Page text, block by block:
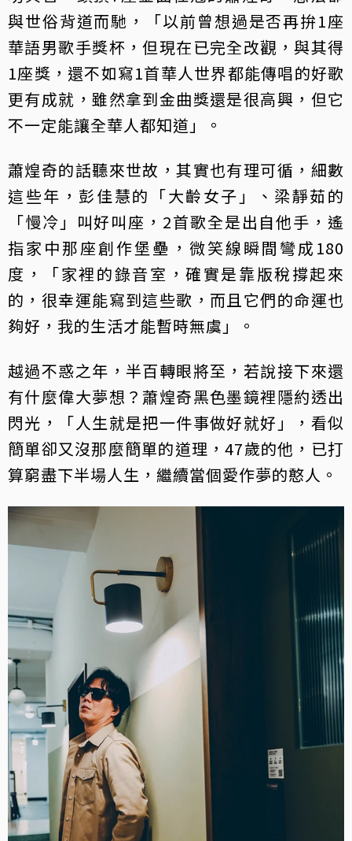
與世俗背道而馳，「以前曾想過是否再拚1座
華語男歌手獎杯，但現在已完全改觀，與其得
1座獎，還不如寫1首華人世界都能傳唱的好歌
更有成就，雖然拿到金曲獎還是很高興，但它
不一定能讓全華人都知道」。
蕭煌奇的話聽來世故，其實也有理可循，細數
這些年，彭佳慧的「大齡女子」、梁靜茹的
「慢冷」叫好叫座，2首歌全是出自他手，遙
指家中那座創作堡壘，微笑線瞬間彎成180
度，「家裡的錄音室，確實是靠版稅撐起來
的，很幸運能寫到這些歌，而且它們的命運也
夠好，我的生活才能暫時無虞」。
越過不惑之年，半百轉眼將至，若說接下來還
有什麼偉大夢想？蕭煌奇黑色墨鏡裡隱約透出
閃光，「人生就是把一件事做好就好」，看似
簡單卻又沒那麼簡單的道理，47歲的他，已打
算窮盡下半場人生，繼續當個愛作夢的憨人。